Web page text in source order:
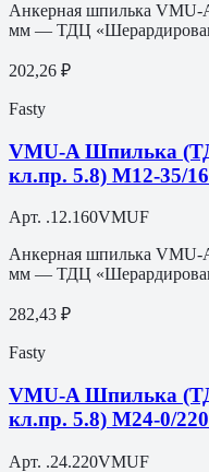
Анкерная шпилька VMU-
мм — ТДЦ
202,26 ₽
Fasty
VMU-A Шпилька
кл.пр. 5.8) M12-35/
Арт. .12.160VMUF
Анкерная шпилька VMU-
мм — ТДЦ
282,43 ₽
Fasty
VMU-A Шпилька
кл.пр. 5.8) M24-0/
Арт. .24.220VMUF